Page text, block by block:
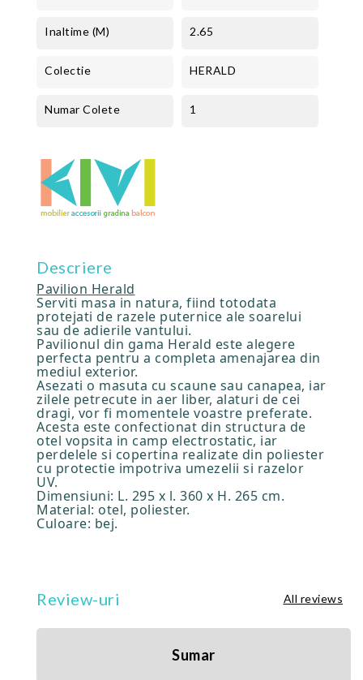
Inaltime (m) 2.65
Colectie HERALD
Numar Colete 1
Descriere
Pavilion Herald
Serviti masa in natura, fiind totodata
protejati de razele puternice ale soarelui
sau de adierile vantului.
Pavilionul din gama Herald este alegere
perfecta pentru a completa amenajarea din
mediul exterior.
Asezati o masuta cu scaune sau canapea, iar
zilele petrecute in aer liber, alaturi de cei
dragi, vor fi momentele voastre preferate.
Acesta este confectionat din structura de
otel vopsita in camp electrostatic, iar
perdelele si copertina realizate din poliester
cu protectie impotriva umezelii si razelor
UV.
Dimensiuni: L. 295 x l. 360 x H. 265 cm.
Material: otel, poliester.
Culoare: bej.
Review-uri All reviews
Sumar